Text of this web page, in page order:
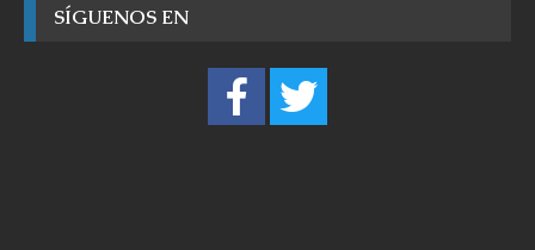
SÍGUENOS EN